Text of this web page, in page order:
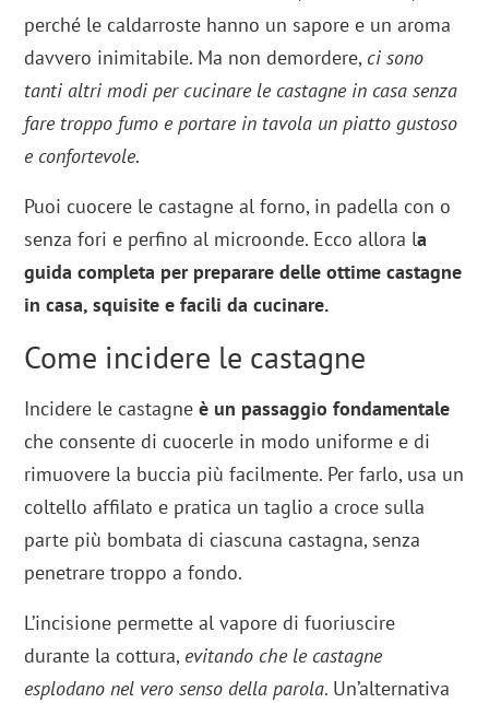
perché le caldarroste hanno un sapore e un aroma
davvero inimitabile. Ma non demordere, ci sono
tanti altri modi per cucinare le castagne in casa senza
fare troppo fumo e portare in tavola un piatto gustoso
e confortevole.
Puoi cuocere le castagne al forno, in padella con o
senza fori e perfino al microonde. Ecco allora la
guida completa per preparare delle ottime castagne
in casa, squisite e facili da cucinare.
Come incidere le castagne
Incidere le castagneè un passaggio fondamentale
che consente di cuocerle in modo uniforme e di
rimuovere la buccia più facilmente. Per farlo, usa un
coltello affilato e pratica un taglio a croce sulla
parte più bombata di ciascuna castagna, senza
penetrare troppo a fondo.
L’incisione permette al vapore di fuoriuscire
durante la cottura, evitando che le castagne
esplodano nel vero senso della parola. Un’alternativa